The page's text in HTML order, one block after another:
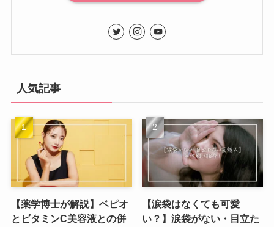
人気記事
【薬学博士が解説】ベピオ
とビタミンC美容液との併
【涙袋はなくても可愛
い？】涙袋がない・目立た